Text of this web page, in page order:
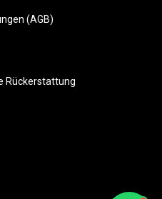
(AGB)
Rückerstattung